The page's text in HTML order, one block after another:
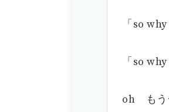
「so
「so
oh もう